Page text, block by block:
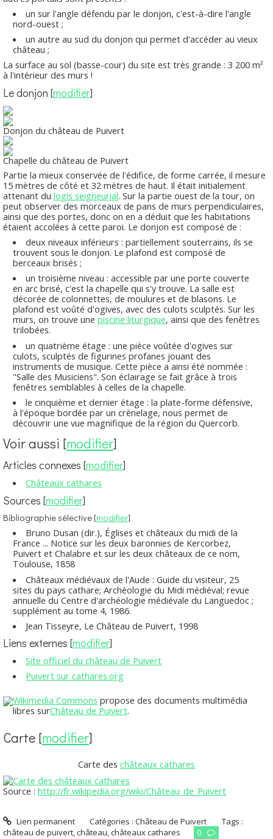
un sur l'angle défendu par le donjon, c'est-à-dire l'angle
nord-ouest ;
un autre au sud du donjon qui permet d'accéder au vieux
château ;
La surface au sol (basse-cour) du site est très grande : 3 200 m²
à l'intérieur des murs !
Le donjon [modifier]
Donjon du château de Puivert
Chapelle du château de Puivert
Partie la mieux conservée de l'édifice, de forme carrée, il mesure
15 mètres de côté et 32 mètres de haut. Il était initialement
attenant du logis seigneurial. Sur la partie ouest de la tour, on
peut observer des morceaux de pans de murs perpendiculaires,
ainsi que des portes, donc on en a déduit que les habitations
étaient accolées à cette paroi. Le donjon est composé de :
deux niveaux inférieurs : partiellement souterrains, ils se
trouvent sous le donjon. Le plafond est composé de
berceaux brisés ;
un troisième niveau : accessible par une porte couverte
en arc brisé, c'est la chapelle qui s'y trouve. La salle est
décorée de colonnettes, de moulures et de blasons. Le
plafond est voûté d'ogives, avec des culots sculptés. Sur les
murs, on trouve unepiscine liturgique, ainsi que des fenêtres
trilobées.
un quatrième étage : une pièce voûtée d'ogives sur
culots, sculptés de figurines profanes jouant des
instruments de musique. Cette pièce a ainsi été nommée :
"Salle des Musiciens". Son éclairage se fait grâce à trois
fenêtres semblables à celles de la chapelle.
le cinquième et dernier étage : la plate-forme défensive,
à l'époque bordée par un crènelage, nous permet de
découvrir une vue magnifique de la région du Quercorb.
Voir aussi [modifier]
Articles connexes [modifier]
Châteaux cathares
Sources [modifier]
Bibliographie sélective [modifier]
Bruno Dusan (dir.), Églises et châteaux du midi de la
France ... Notice sur les deux baronnies de Kercorbez,
Puivert et Chalabre et sur les deux châteaux de ce nom,
Toulouse, 1858
Châteaux médiévaux de l'Aude : Guide du visiteur, 25
sites du pays cathare; Archéologie du Midi médiéval; revue
annuelle du Centre d'archéologie médiévale du Languedoc ;
supplément au tome 4, 1986.
Jean Tisseyre, Le Château de Puivert, 1998
Liens externes [modifier]
Site officiel du château de Puivert
Puivert sur cathares.org
Wikimedia Commons propose des documents multimédia
libres surChâteau de Puivert.
Carte [modifier]
Carte des châteaux cathares
Source : http://fr.wikipedia.org/wiki/Château_de_Puivert
Lien permanent Catégories :Château de Puivert
Tags :
château de puivert,château,châteaux cathares 0